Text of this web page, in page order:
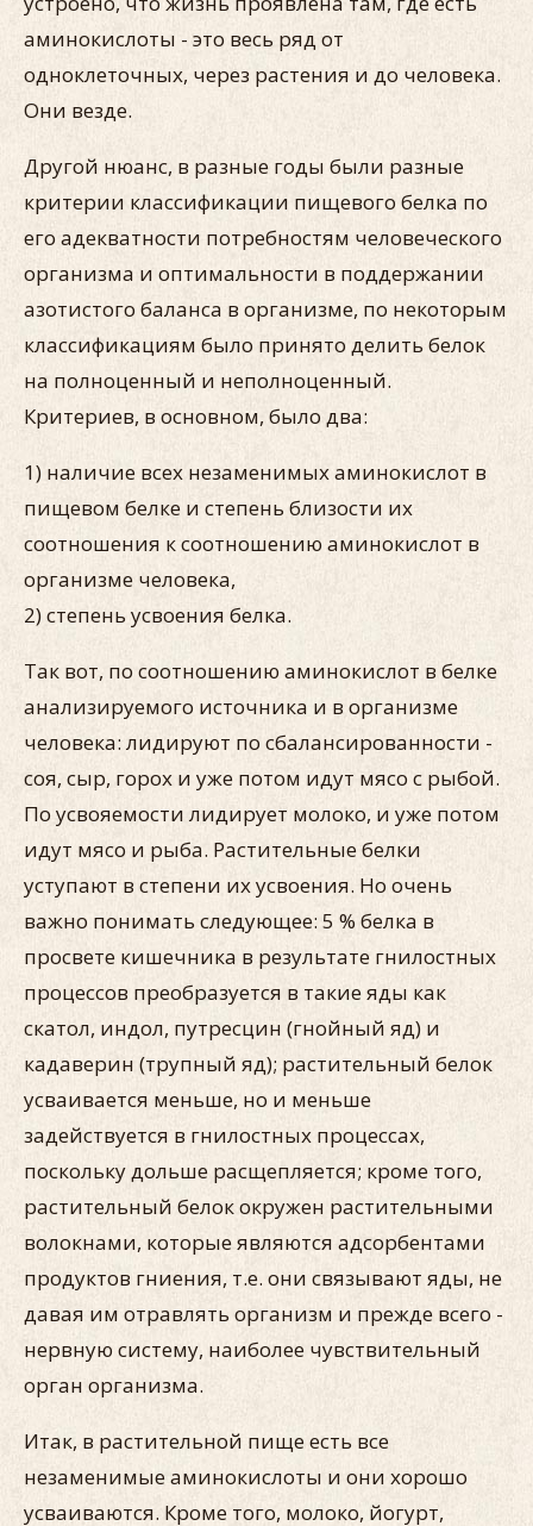
аминокислоты - это весь ряд от
одноклеточных, через растения и до человека.
Они везде.
Другой нюанс, в разные годы были разные
критерии классификации пищевого белка по
его адекватности потребностям человеческого
организма и оптимальности в поддержании
азотистого баланса в организме, по некоторым
классификациям было принято делить белок
на полноценный и неполноценный.
Критериев, в основном, было два:
1) наличие всех незаменимых аминокислот в
пищевом белке и степень близости их
соотношения к соотношению аминокислот в
организме человека,
2) степень усвоения белка.
Так вот, по соотношению аминокислот в белке
анализируемого источника и в организме
человека: лидируют по сбалансированности -
соя, сыр, горох и уже потом идут мясо с рыбой.
По усвояемости лидирует молоко, и уже потом
идут мясо и рыба. Растительные белки
уступают в степени их усвоения. Но очень
важно понимать следующее: 5 % белка в
просвете кишечника в результате гнилостных
процессов преобразуется в такие яды как
скатол, индол, путресцин (гнойный яд) и
кадаверин (трупный яд); растительный белок
усваивается меньше, но и меньше
задействуется в гнилостных процессах,
поскольку дольше расщепляется; кроме того,
растительный белок окружен растительными
волокнами, которые являются адсорбентами
продуктов гниения, т.е. они связывают яды, не
давая им отравлять организм и прежде всего -
нервную систему, наиболее чувствительный
орган организма.
Итак, в растительной пище есть все
незаменимые аминокислоты и они хорошо
усваиваются. Кроме того, молоко, йогурт,